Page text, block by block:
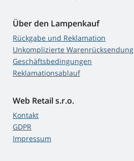
Über den Lampenkauf
Rückgabe und Reklamation
Unkomplizierte Warenrücksendung
Geschäftsbedingungen
Reklamationsablauf
Web Retail s.r.o.
Kontakt
GDPR
Impressum